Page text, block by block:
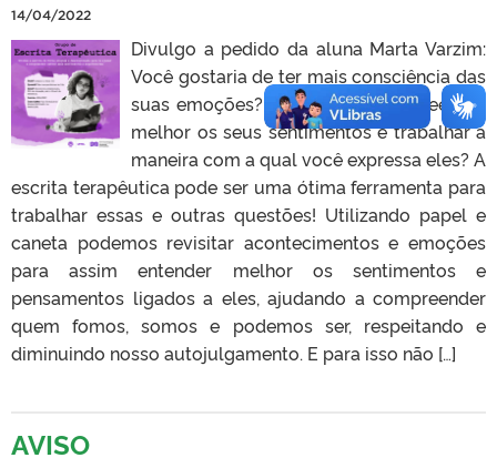
14/04/2022
Divulgo a pedido da aluna Marta Varzim:
Você gostaria de ter mais consciência das
suas emoções? Gostaria de compreender
melhor os seus sentimentos e trabalhar a
maneira com a qual você expressa eles? A
escrita terapêutica pode ser uma ótima ferramenta para
trabalhar essas e outras questões! Utilizando papel e
caneta podemos revisitar acontecimentos e emoções
para assim entender melhor os sentimentos e
pensamentos ligados a eles, ajudando a compreender
quem fomos, somos e podemos ser, respeitando e
diminuindo nosso autojulgamento. E para isso não […]
AVISO